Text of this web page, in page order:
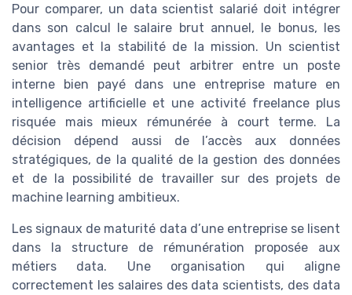
Pour comparer, un data scientist salarié doit intégrer
dans son calcul le salaire brut annuel, le bonus, les
avantages et la stabilité de la mission. Un scientist
senior très demandé peut arbitrer entre un poste
interne bien payé dans une entreprise mature en
intelligence artificielle et une activité freelance plus
risquée mais mieux rémunérée à court terme. La
décision dépend aussi de l’accès aux données
stratégiques, de la qualité de la gestion des données
et de la possibilité de travailler sur des projets de
machine learning ambitieux.
Les signaux de maturité data d’une entreprise se lisent
dans la structure de rémunération proposée aux
métiers data. Une organisation qui aligne
correctement les salaires des data scientists, des data